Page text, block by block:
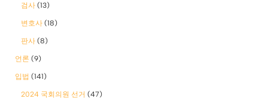
검사 (13)
변호사 (18)
판사 (8)
언론 (9)
입법 (141)
2024 국회의원 선거 (47)